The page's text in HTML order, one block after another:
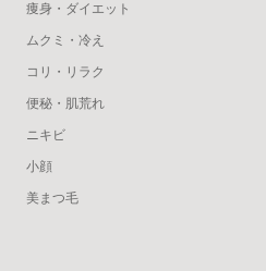
痩身・ダイエット
ムクミ・冷え
コリ・リラク
便秘・肌荒れ
ニキビ
小顔
美まつ毛